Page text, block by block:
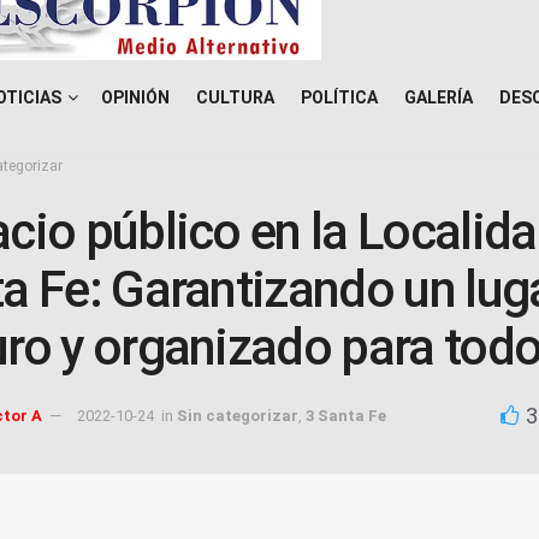
OPINIÓN CULTURA POLÍTICA GALERÍA
público en la
Fe: Garantizando un
y organizado para
A 2022-10-24 in Sin categorizar, 3 Santa Fe 3